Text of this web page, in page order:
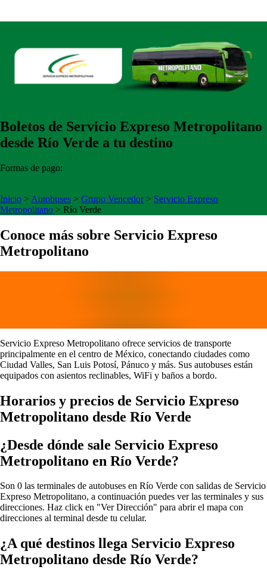
Boletos de Servicio Expreso Metropolitano
desde Río Verde a tu destino
Formas de pago:
Inicio > Autobuses > Grupo Vencedor> Servicio Expreso
Metropolitano > Río Verde
Conoce más sobre Servicio Expreso
Metropolitano
Servicio Expreso Metropolitano ofrece servicios de transporte
principalmente en el centro de México, conectando ciudades como
Ciudad Valles, San Luis Potosí, Pánuco y más. Sus autobuses están
equipados con asientos reclinables, WiFi y baños a bordo.
Horarios y precios de Servicio Expreso
Metropolitano desde Río Verde
¿Desde dónde sale Servicio Expreso
Metropolitano en Río Verde?
Son 0 las terminales de autobuses en Río Verde con salidas de Servicio
Expreso Metropolitano, a continuación puedes ver las terminales y sus
direcciones. Haz click en "Ver Dirección" para abrir el mapa con
direcciones al terminal desde tu celular.
¿A qué destinos llega Servicio Expreso
Metropolitano desde Río Verde?